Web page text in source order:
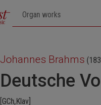
Johannes Brahms
Deutsche
[GCh,Klav]